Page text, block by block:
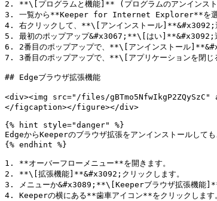
2. **\[プログラムと機能]** (プログラムのアンインスト
3. 一覧から**Keeper for Internet Explorer**を選
4. 右クリックして、**\[アンインストール]**&#x3092;
5. 最初のポップアップ&#x3067;**\[はい]**&#x3092;選
6. 2番目のポップアップで、**\[アンインストール
7. 3番目のポップアップで、**\[アプリケーションを閉
## Edgeブラウザ拡張機能
<div><img src="/files/gBTmo5NfwIkgP2ZQySzC"
</figcaption></figure></div>
{% hint style="danger" %}
EdgeからKeeperのブラウザ拡張をアンインストールして
{% endhint %}
1. **オーバーフローメニュー**を開きます。
2. **\[拡張機能]**&#x3092;クリックします。
3. メニューか&#x3089;**\[Keeperブラウザ拡張機能
4. Keeperの横にある**歯車アイコン**をクリックします